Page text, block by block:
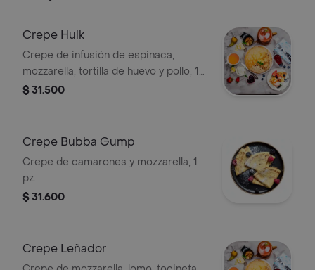
Crepe Hulk
Crepe de infusión de espinaca,
mozzarella, tortilla de huevo y pollo, 1
pz.
$ 31.500
Crepe Bubba Gump
Crepe de camarones y mozzarella, 1
pz.
$ 31.600
Crepe Leñador